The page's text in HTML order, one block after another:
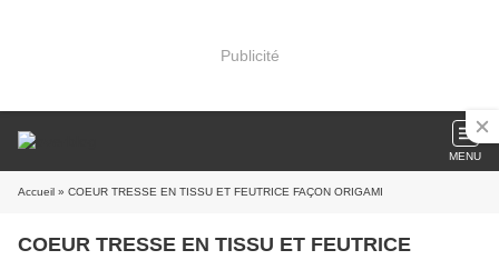
Publicité
MENU
Accueil » COEUR TRESSE EN TISSU ET FEUTRICE FAÇON ORIGAMI
COEUR TRESSE EN TISSU ET FEUTRICE